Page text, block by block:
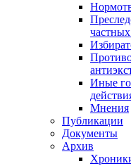
Иные
Мнения
Публикации
Документы
Архив